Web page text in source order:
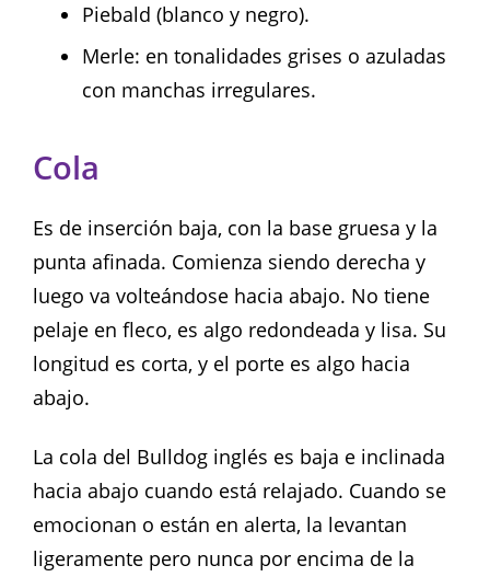
Piebald (blanco y negro).
Merle: en tonalidades grises o azuladas
con manchas irregulares.
Cola
Es de inserción baja, con la base gruesa y la
punta afinada. Comienza siendo derecha y
luego va volteándose hacia abajo. No tiene
pelaje en fleco, es algo redondeada y lisa. Su
longitud es corta, y el porte es algo hacia
abajo.
La cola del Bulldog inglés es baja e inclinada
hacia abajo cuando está relajado. Cuando se
emocionan o están en alerta, la levantan
ligeramente pero nunca por encima de la